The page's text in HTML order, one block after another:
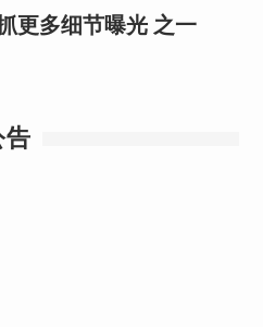
更多细节曝光 之一
告